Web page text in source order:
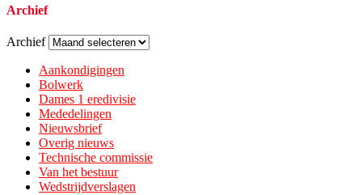
Archief
Archief
Aankondigingen
Bolwerk
Dames 1 eredivisie
Mededelingen
Nieuwsbrief
Overig nieuws
Technische commissie
Van het bestuur
Wedstrijdverslagen